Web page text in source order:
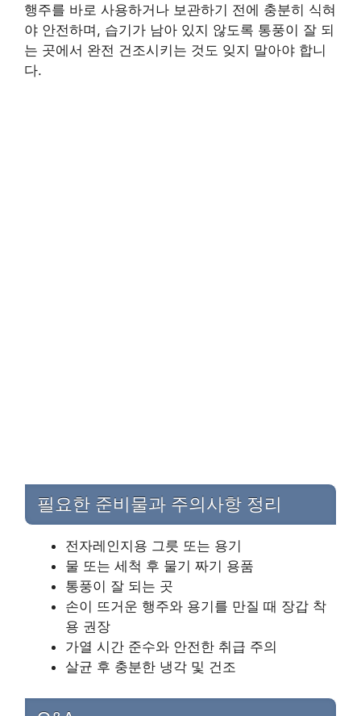
행주를 바로 사용하거나 보관하기 전에 충분히 식혀
야 안전하며, 습기가 남아 있지 않도록 통풍이 잘 되
는 곳에서 완전 건조시키는 것도 잊지 말아야 합니
다.
필요한 준비물과 주의사항 정리
전자레인지용 그릇 또는 용기
물 또는 세척 후 물기 짜기 용품
통풍이 잘 되는 곳
손이 뜨거운 행주와 용기를 만질 때 장갑 착
용 권장
가열 시간 준수와 안전한 취급 주의
살균 후 충분한 냉각 및 건조